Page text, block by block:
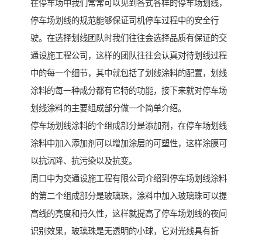
在停车场中我们常常可以见到各式各样的停车场划线，
停车场划线的规范能够保证司机停车过程中的安全行
驶。在选择划线团队时我们往往会选择品质有保证的交
通设施工程公司，这样的团队往往会认真对待划线过程
中的每一个细节，其中就包括了划线涂料的配置，划线
涂料的每一种成分都有它特的功能，接下来就对停车场
划线涂料的主要组成部分做一个简单介绍。
停车场划线涂料的个组成部分是添加剂，在停车场划线
涂料中加入添加剂可以增加涂层的可塑性，这样涂膜可
以抗沉降、抗污染以及抗变。
周口中为交通设施工程有限公司介绍到停车场划线涂料
的第二个组成部分是玻璃珠，涂料中加入玻璃珠可以提
高线的亮度和持久性，这样就提高了停车场划线的夜间
识别效果，玻璃珠是无透明的小球，它对光线具有折